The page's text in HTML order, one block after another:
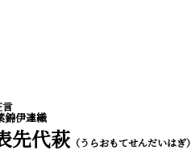
言
錦伊達織
先代萩（うらおもてせんだいはぎ）